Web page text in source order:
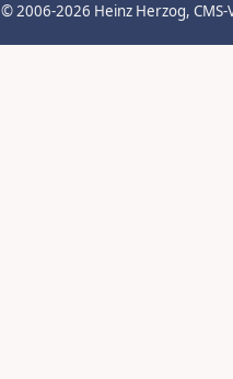
© 2006-2026 Heinz Herzog,